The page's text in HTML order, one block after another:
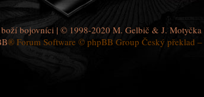
bojovníci| © 1998-2020 M. Gelbič & J. Motyčka
® Forum Software © phpBB Group Český překlad –